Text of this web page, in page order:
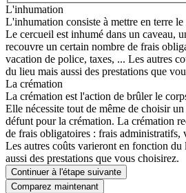
L'inhumation
L'inhumation consiste à mettre en terre
Le cercueil est inhumé dans un caveau,
recouvre un certain nombre de frais
vacation de police, taxes, ... Les autres
du lieu mais aussi des prestations que
La crémation
La crémation est l'action de brûler le
Elle nécessite tout de même de choisir
défunt pour la crémation. La crémation
de frais obligatoires : frais administratifs,
Les autres coûts varieront en fonction
aussi des prestations que vous choisirez.
Continuer à l'étape suivante